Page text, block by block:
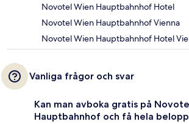
Novotel Wien Hauptbahnhof Hotel
Novotel Wien Hauptbahnhof Vienna
Novotel Wien Hauptbahnhof Hotel
Vanliga frågor och svar
Kan man avboka gratis på
Hauptbahnhof och få hela